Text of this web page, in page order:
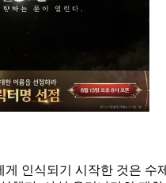
게 인식되기 시작한 것은 수